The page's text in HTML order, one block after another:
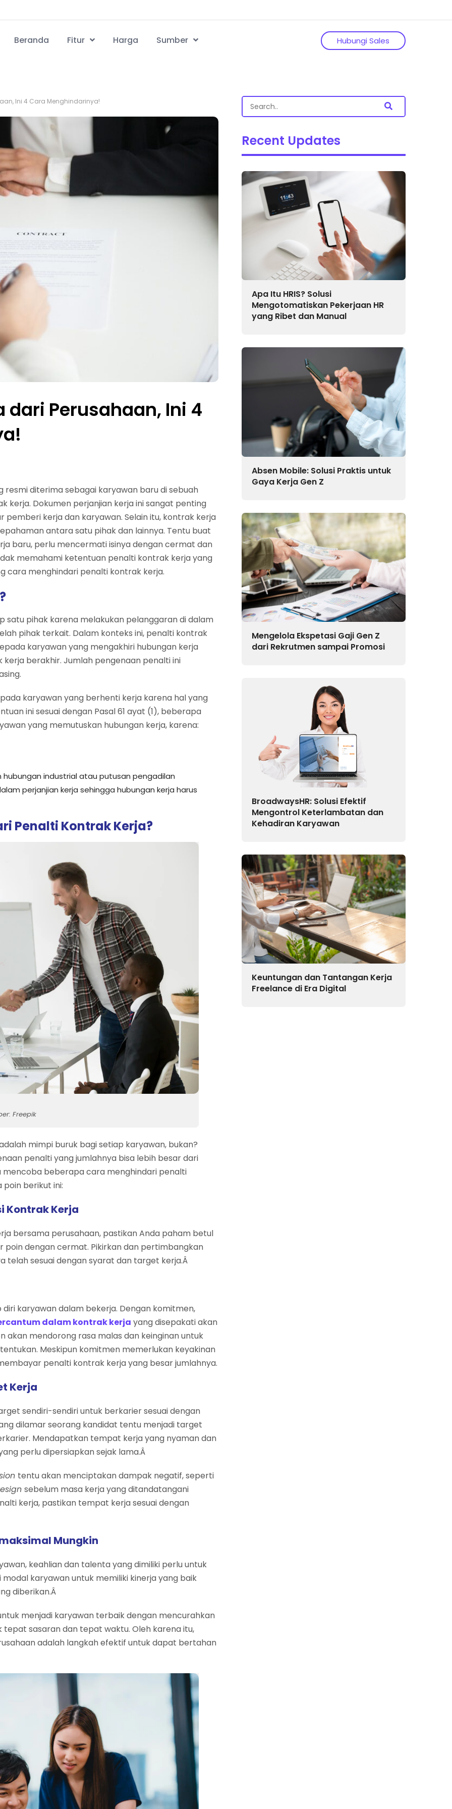
Beranda Fitur Harga Sumber Hubungi Sales
Ini 4 Cara Menghindarinya!
dari Perusahaan, Ini 4
diterima sebagai karyawan baru di sebuah
kerja. Dokumen perjanjian kerja ini sangat penting
kerja dan karyawan. Selain itu, kontrak kerja
antara satu pihak dan lainnya. Tentu buat
baru, perlu mencermati isinya dengan cermat dan
memahami ketentuan penalti kontrak kerja yang
cara menghindari penalti kontrak kerja.
satu pihak karena melakukan pelanggaran di dalam
pihak terkait. Dalam konteks ini, penalti kontrak
karyawan yang mengakhiri hubungan kerja
berakhir. Jumlah pengenaan penalti ini
karyawan yang berhenti kerja karena hal yang
ini sesuai dengan Pasal 61 ayat (1), beberapa
yang memutuskan hubungan kerja, karena:
industrial atau putusan pengadilan
perjanjian kerja sehingga hubungan kerja harus
Penalti Kontrak Kerja?
Freepik
mimpi buruk bagi setiap karyawan, bukan?
penalti yang jumlahnya bisa lebih besar dari
mencoba beberapa cara menghindari penalti
berikut ini:
Kontrak Kerja
bersama perusahaan, pastikan Anda paham betul
dengan cermat. Pikirkan dan pertimbangkan
sesuai dengan syarat dan target kerja.Â
karyawan dalam bekerja. Dengan komitmen,
dalam kontrak kerja yang disepakati akan
akan mendorong rasa malas dan keinginan untuk
Meskipun komitmen memerlukan keyakinan
penalti kontrak kerja yang besar jumlahnya.
Kerja
sendiri-sendiri untuk berkarier sesuai dengan
dilamar seorang kandidat tentu menjadi target
Mendapatkan tempat kerja yang nyaman dan
perlu dipersiapkan sejak lama.Â
tentu akan menciptakan dampak negatif, seperti
sebelum masa kerja yang ditandatangani
kerja, pastikan tempat kerja sesuai dengan
Mungkin
keahlian dan talenta yang dimiliki perlu untuk
karyawan untuk memiliki kinerja yang baik
diberikan.Â
menjadi karyawan terbaik dengan mencurahkan
sasaran dan tepat waktu. Oleh karena itu,
adalah langkah efektif untuk dapat bertahan
Recent Updates
Apa Itu HRIS? Solusi
Mengotomatiskan Pekerjaan HR
yang Ribet dan Manual
Absen Mobile: Solusi Praktis untuk
Gaya Kerja Gen Z
Mengelola Ekspetasi Gaji Gen Z
dari Rekrutmen sampai Promosi
BroadwaysHR: Solusi Efektif
Mengontrol Keterlambatan dan
Kehadiran Karyawan
Keuntungan dan Tantangan Kerja
Freelance di Era Digital